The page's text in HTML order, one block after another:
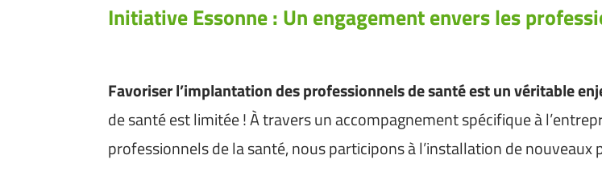
Initiative Essonne : Un engagement envers les
Favoriser l’implantation des professionnels de santé est un véritable
de santé est limitée ! À travers un accompagnement spécifique à
professionnels de la santé, nous participons à l’installation de nouveaux